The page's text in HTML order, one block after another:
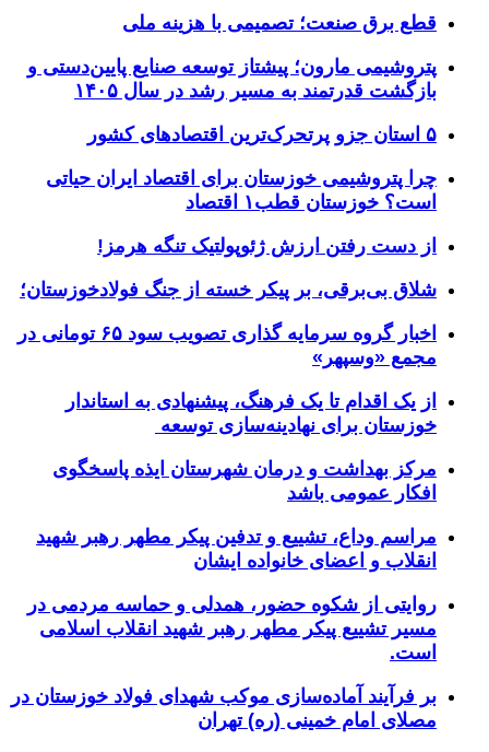
قطع برق صنعت؛ تصمیمی با هزینه ملی
پتروشیمی مارون؛ پیشتاز توسعه صنایع پایین‌دستی و
بازگشت قدرتمند به مسیر رشد در سال ۱۴۰۵
۵ استان جزو پرتحرک‌ترین اقتصاد‌های کشور
چرا پتروشیمی خوزستان برای اقتصاد ایران حیاتی
است؟ خوزستان قطب۱ اقتصاد
از دست رفتن ارزش ژئوپولتیک تنگه هرمز!
شلاق‌ بی‌برقی، بر پیکر خسته‌ از جنگ فولادخوزستان؛
اخبار گروه سرمایه گذاری تصویب سود ۶۵ تومانی در
مجمع «وسپهر»
از یک اقدام تا یک فرهنگ، پیشنهادی به استاندار
خوزستان برای نهادینه‌سازی توسعه
مرکز بهداشت و درمان شهرستان ایذه پاسخگوی
افکار عمومی باشد
مراسم وداع، تشییع و تدفین پیکر مطهر رهبر شهید
انقلاب و اعضای خانواده ایشان
روایتی از شکوه حضور، همدلی و حماسه مردمی در
مسیر تشییع پیکر مطهر رهبر شهید انقلاب اسلامی
است.
بر فرآیند آماده‌سازی موکب شهدای فولاد خوزستان در
مصلای امام خمینی (ره) تهران